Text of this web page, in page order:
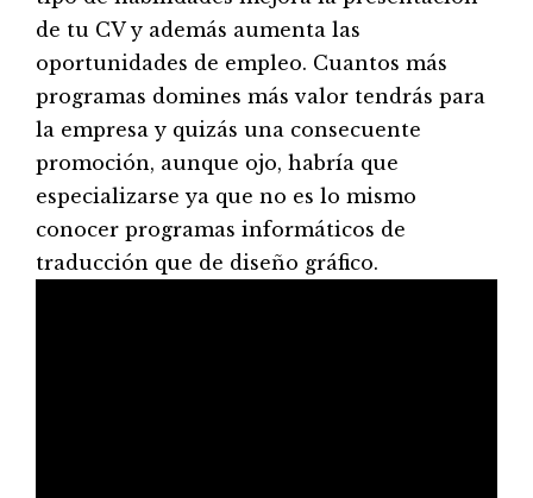
de tu CV y además aumenta las
oportunidades de empleo. Cuantos más
programas domines más valor tendrás para
la empresa y quizás una consecuente
promoción, aunque ojo, habría que
especializarse ya que no es lo mismo
conocer programas informáticos de
traducción que de diseño gráfico.